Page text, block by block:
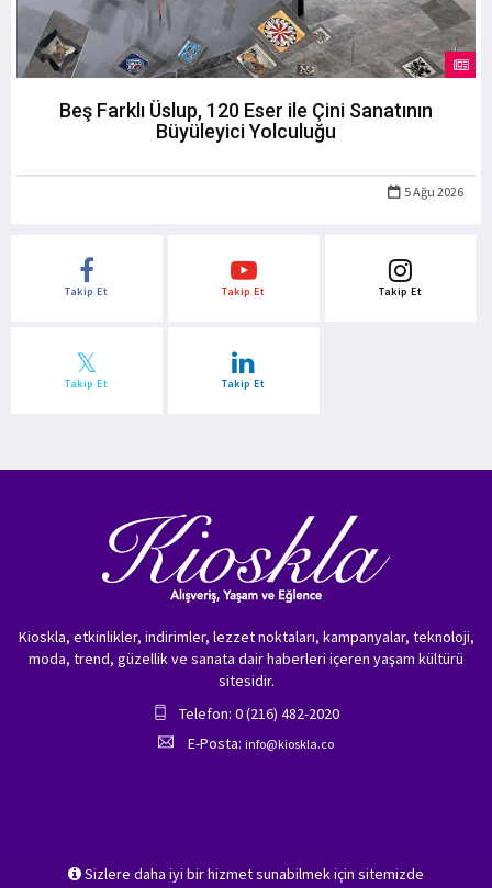
Beş Farklı Üslup, 120 Eser ile Çini Sanatının
Büyüleyici Yolculuğu
5 Ağu 2026
Takip Et Takip Et Takip Et
Takip Et Takip Et
Sizlere daha iyi bir hizmet sunabilmek için sitemizde
Kioskla, etkinlikler, indirimler, lezzet noktaları, kampanyalar, teknoloji,
moda, trend, güzellik ve sanata dair haberleri içeren yaşam kültürü
sitesidir.
Telefon: 0 (216) 482-2020
E-Posta: info@kioskla.co